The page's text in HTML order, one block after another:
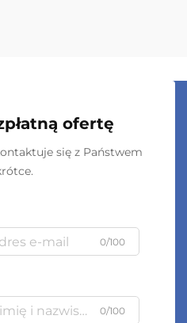
ofertę
się z Państwem
0/100
0/100